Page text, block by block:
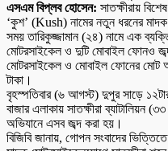
এসএম বিপ্লব হোসেন: সাতক্ষীরায়
‘কুশ’ (Kush) নামের নতুন ধরনের মাদক
সময় তারিকুজ্জামান (২৪) নামে এক
মোটরসাইকেল ও দুটি মোবাইল ফোনও
মোটরসাইকেল ও মোবাইল ফোনের মোট
টাকা।
বৃহস্পতিবার (৬ আগস্ট) দুপুর সাড়ে
বাজার এলাকায় সাতক্ষীরা ব্যাটালিয়ন
অভিযানে এসব জব্দ করা হয়।
বিজিবি জানায়, গোপন সংবাদের